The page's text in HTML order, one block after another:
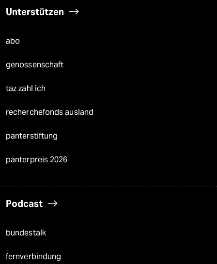
Unterstützen
abo
genossenschaft
taz zahl ich
recherchefonds ausland
panterstiftung
panterpreis 2026
Podcast
bundestalk
fernverbindung